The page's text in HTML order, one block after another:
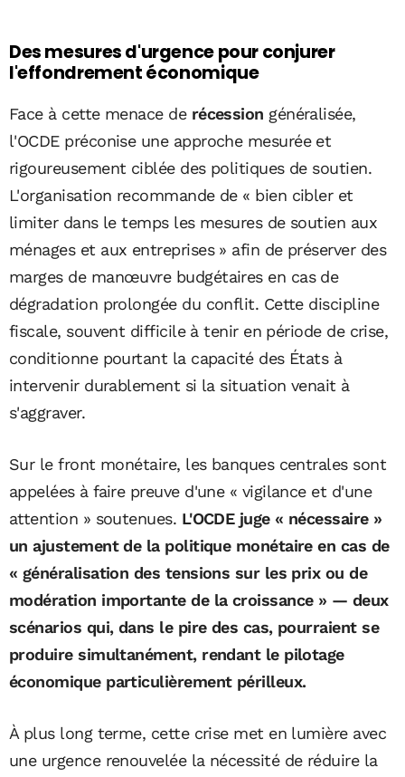
Des mesures d'urgence pour conjurer
l'effondrement économique
Face à cette menace de récession généralisée,
l'OCDE préconise une approche mesurée et
rigoureusement ciblée des politiques de soutien.
L'organisation recommande de « bien cibler et
limiter dans le temps les mesures de soutien aux
ménages et aux entreprises » afin de préserver des
marges de manœuvre budgétaires en cas de
dégradation prolongée du conflit. Cette discipline
fiscale, souvent difficile à tenir en période de crise,
conditionne pourtant la capacité des États à
intervenir durablement si la situation venait à
s'aggraver.
Sur le front monétaire, les banques centrales sont
appelées à faire preuve d'une « vigilance et d'une
attention » soutenues. L'OCDE juge « nécessaire »
un ajustement de la politique monétaire en cas de
« généralisation des tensions sur les prix ou de
modération importante de la croissance » — deux
scénarios qui, dans le pire des cas, pourraient se
produire simultanément, rendant le pilotage
économique particulièrement périlleux.
À plus long terme, cette crise met en lumière avec
une urgence renouvelée la nécessité de réduire la